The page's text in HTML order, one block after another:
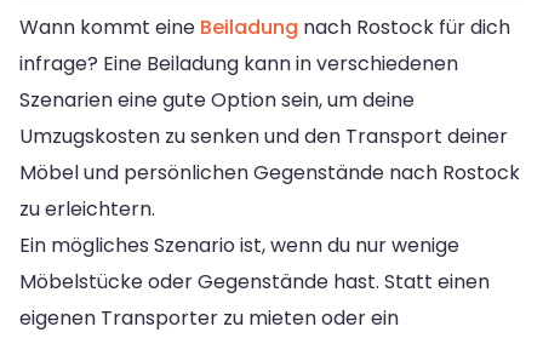
Wann kommt eine Beiladung nach Rostock für dich
infrage? Eine Beiladung kann in verschiedenen
Szenarien eine gute Option sein, um deine
Umzugskosten zu senken und den Transport deiner
Möbel und persönlichen Gegenstände nach Rostock
zu erleichtern.
Ein mögliches Szenario ist, wenn du nur wenige
Möbelstücke oder Gegenstände hast. Statt einen
eigenen Transporter zu mieten oder ein